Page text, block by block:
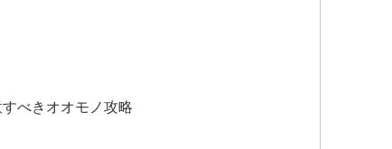
べきオオモノ攻略